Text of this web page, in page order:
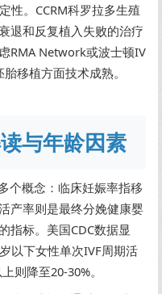
性。CCRM科罗拉多生殖
退和反复植入失败的治疗
RMA Network或波士顿IV
移植方面技术成熟。
与年龄因素
个概念：临床妊娠率指移
产率则是最终分娩健康婴
指标。美国CDC数据显
以下女性单次IVF周期活
则降至20-30%。